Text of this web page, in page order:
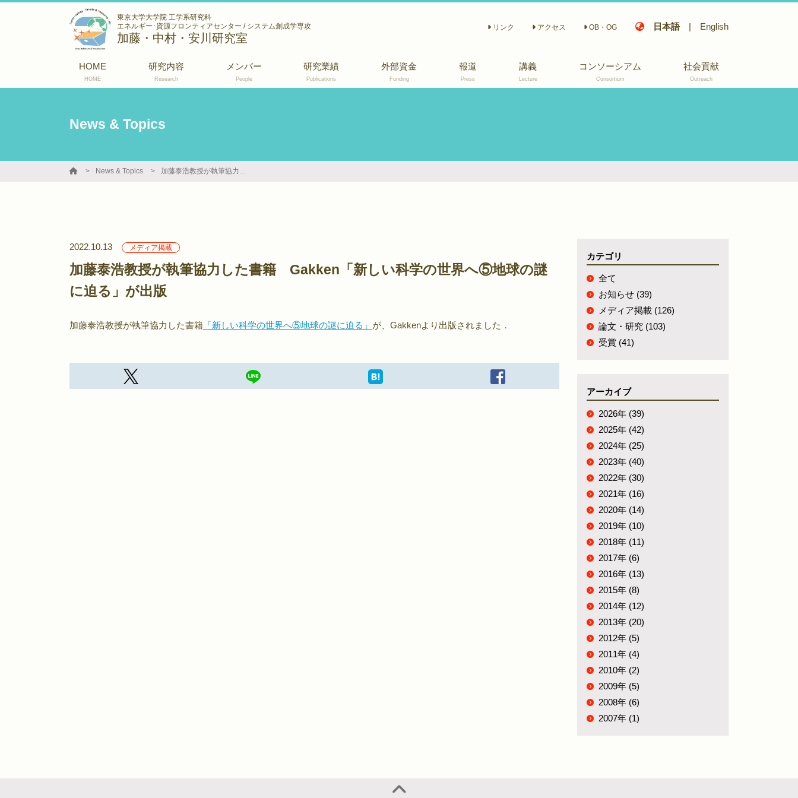
東京大学大学院 工学系研究科
エネルギー･資源フロンティアセンター / システム創成学専攻
加藤・中村・安川研究室
リンク アクセス OB・OG 日本語 | English
HOME
HOME
研究内容
Research
メンバー
People
研究業績
Publications
著書, 解説, 報告等
外部資金
Funding
報道
Press
講義
Lecture
コンソーシアム
Consortium
部会構成
社会貢献
Outreach
News & Topics
News & Topics 加藤泰浩教授が執筆協力した書籍 Gakken「新しい科学の世界へ⑤地球の謎に迫る」が出版
2022.10.13 メディア掲載
加藤泰浩教授が執筆協力した書籍 Gakken「新しい科学の世界へ⑤地球の謎
に迫る」が出版
加藤泰浩教授が執筆協力した書籍 「新しい科学の世界へ⑤地球の謎に迫る」 が、Gakkenより出版されました．
カテゴリ
全て
お知らせ (39)
メディア掲載 (126)
論文・研究 (103)
受賞 (41)
アーカイブ
2026年 (39)
2025年 (42)
2024年 (25)
2023年 (40)
2022年 (30)
2021年 (16)
2020年 (14)
2019年 (10)
2018年 (11)
2017年 (6)
2016年 (13)
2015年 (8)
2014年 (12)
2013年 (20)
2012年 (5)
2011年 (4)
2010年 (2)
2009年 (5)
2008年 (6)
2007年 (1)